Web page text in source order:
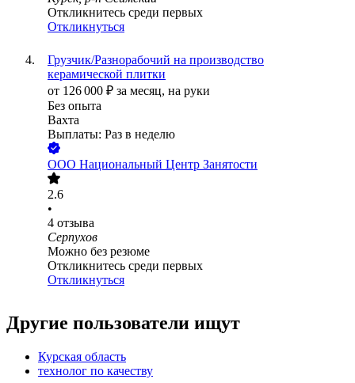
Откликнитесь среди первых
Откликнуться
Грузчик/Разнорабочий на производство
керамической плитки
от 126 000 ₽ за месяц, на руки
Без опыта
Вахта
Выплаты: Раз в неделю
ООО Национальный Центр Занятости
2.6
•
4 отзыва
Серпухов
Можно без резюме
Откликнитесь среди первых
Откликнуться
Другие пользователи ищут
Курская область
технолог по качеству